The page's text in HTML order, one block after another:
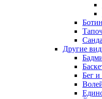
Другие
Бег и